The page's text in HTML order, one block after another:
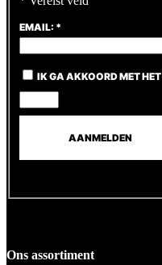
EMAIL: *
IK GA AKKOORD MET HET
Ons assortiment